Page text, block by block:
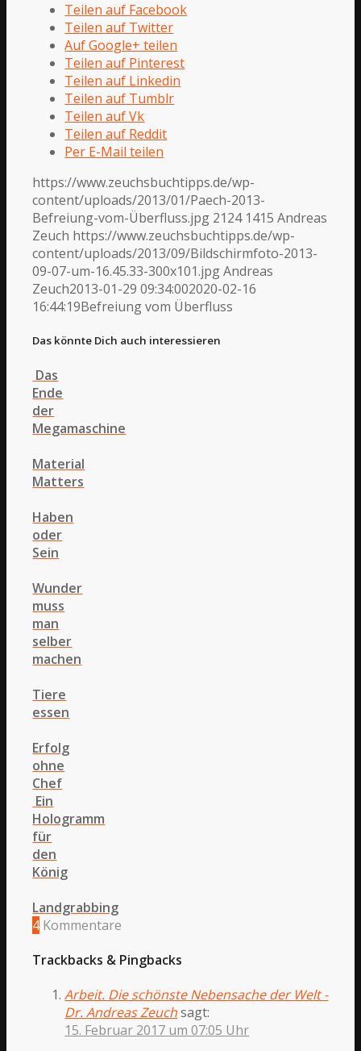
Teilen auf Facebook
Teilen auf Twitter
Auf Google+ teilen
Teilen auf Pinterest
Teilen auf Linkedin
Teilen auf Tumblr
Teilen auf Vk
Teilen auf Reddit
Per E-Mail teilen
https://www.zeuchsbuchtipps.de/wp-
content/uploads/2013/01/Paech-2013-
Befreiung-vom-Überfluss.jpg 2124 1415 Andreas
Zeuch https://www.zeuchsbuchtipps.de/wp-
content/uploads/2013/09/Bildschirmfoto-2013-
09-07-um-16.45.33-300x101.jpg Andreas
Zeuch2013-01-29 09:34:002020-02-16
16:44:19Befreiung vom Überfluss
Das könnte Dich auch interessieren
Das
Ende
der
Megamaschine
Material
Matters
Haben
oder
Sein
Wunder
muss
man
selber
machen
Tiere
essen
Erfolg
ohne
Chef
Ein
Hologramm
für
den
König
Landgrabbing
4 Kommentare
Trackbacks & Pingbacks
Arbeit. Die schönste Nebensache der Welt -
Dr. Andreas Zeuch sagt:
15. Februar 2017 um 07:05 Uhr